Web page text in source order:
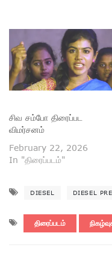
சிவ சம்போ திரைப்பட
விமர்சனம்
February 22, 2026
In "திரைப்படம்"
DIESEL DIESEL
திரைப்படம்